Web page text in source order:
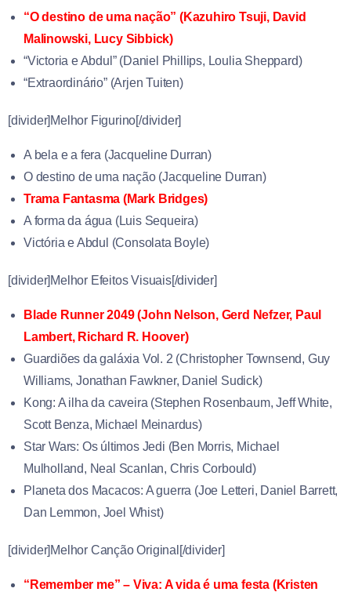
“O destino de uma nação” (Kazuhiro Tsuji, David
Malinowski, Lucy Sibbick)
“Victoria e Abdul” (Daniel Phillips, Loulia Sheppard)
“Extraordinário” (Arjen Tuiten)
[divider]Melhor Figurino[/divider]
A bela e a fera (Jacqueline Durran)
O destino de uma nação (Jacqueline Durran)
Trama Fantasma (Mark Bridges)
A forma da água (Luis Sequeira)
Victória e Abdul (Consolata Boyle)
[divider]Melhor Efeitos Visuais[/divider]
Blade Runner 2049 (John Nelson, Gerd Nefzer, Paul
Lambert, Richard R. Hoover)
Guardiões da galáxia Vol. 2 (Christopher Townsend, Guy
Williams,Jonathan Fawkner, Daniel Sudick)
Kong: A ilha da caveira (Stephen Rosenbaum,Jeff White,
Scott Benza, Michael Meinardus)
Star Wars: Os últimos Jedi (Ben Morris, Michael
Mulholland, Neal Scanlan, Chris Corbould)
Planeta dos Macacos: A guerra (Joe Letteri, Daniel Barrett,
Dan Lemmon, Joel Whist)
[divider]Melhor Canção Original[/divider]
“Remember me” – Viva: A vida é uma festa (Kristen